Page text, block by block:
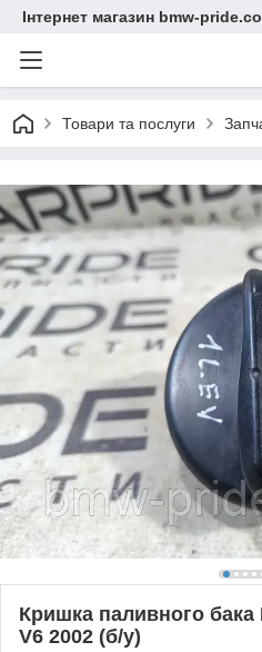
Інтернет магазин bmw-
Товари та послуги
Кришка паливного бака
V6 2002 (б/у)